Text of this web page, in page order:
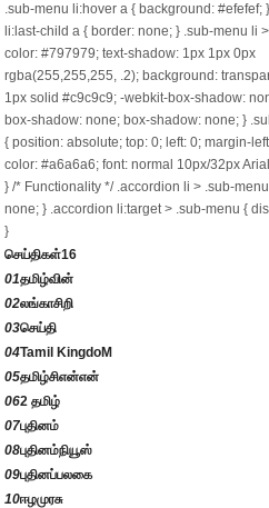
.sub-menu li:hover a { background: #efefef;
li:last-child a { border: none; } .sub-menu li
color: #797979; text-shadow: 1px 1px 0px
rgba(255,255,255, .2); background:
1px solid #c9c9c9; -webkit-box-shadow:
box-shadow: none; box-shadow: none; }
{ position: absolute; top: 0; left: 0; margin-
color: #a6a6a6; font: normal 10px/32px
} /* Functionality */ .accordion li > .sub-
none; } .accordion li:target > .sub-menu {
}
செய்திகள்16
01தமிழ்வின்
02லங்காசிறி
03செய்தி
04Tamil KingdoM
05தமிழ்சிஎன்என்
062 தமிழ்
07புதினம்
08புதினம்நியூஸ்
09புதினப்பலகை
10ஈழமுரசு